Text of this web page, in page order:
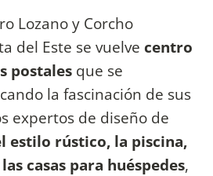
Lozano y Corcho
del Este se vuelve centro
postales que se
la fascinación de sus
expertos de diseño de
estilo rústico, la piscina,
casas para huéspedes,